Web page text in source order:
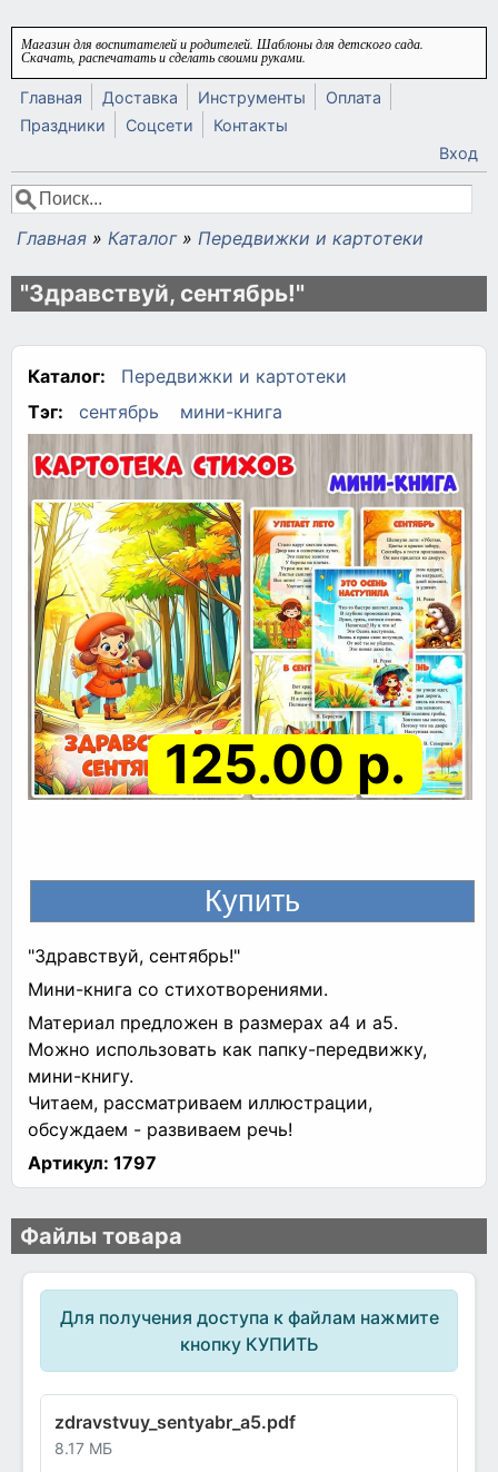
Перейти к основному содержанию
Магазин для воспитателей и родителей. Шаблоны для детского сада.
Скачать, распечатать и сделать своими руками.
Главная Доставка Инструменты
Оплата
Праздники
Соцсети
Контакты
Вход
Форма поиска
Поиск
Вы здесь
Главная » Каталог » Передвижки и картотеки
"Здравствуй, сентябрь!"
Каталог:
Передвижки и картотеки
Тэг:
сентябрь мини-книга
125.00 р.
"Здравствуй, сентябрь!"
Мини-книга со стихотворениями.
Материал предложен в размерах а4 и а5.
Можно использовать как папку-передвижку,
мини-книгу.
Читаем, рассматриваем иллюстрации,
обсуждаем - развиваем речь!
Артикул: 1797
Файлы товара
Для получения доступа к файлам нажмите
кнопку КУПИТЬ
zdravstvuy_sentyabr_a5.pdf
8.17 МБ